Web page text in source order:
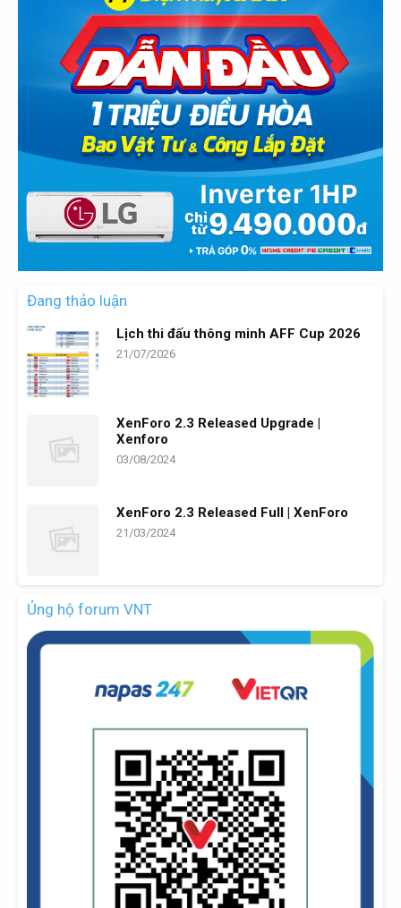
Đang thảo luận
Lịch thi đấu thông minh AFF Cup 2026
21/07/2026
XenForo 2.3 Released Upgrade |
Xenforo
03/08/2024
XenForo 2.3 Released Full | XenForo
21/03/2024
Ủng hộ forum VNT